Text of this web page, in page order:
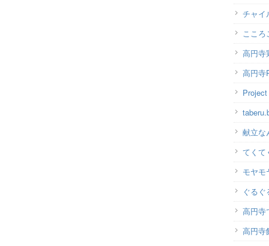
チャイ
こころ
高円寺
高円寺
献立な
てくて
モヤモ
ぐる
高円寺
高円寺